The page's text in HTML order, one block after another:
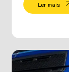
Ler mais